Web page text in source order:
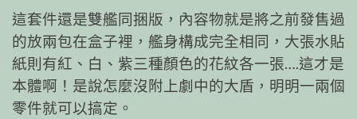
這套件還是雙艦同捆版，內容物就是將之前發售過
的放兩包在盒子裡，艦身構成完全相同，大張水貼
紙則有紅、白、紫三種顏色的花紋各一張….這才是
本體啊！是說怎麼沒附上劇中的大盾，明明一兩個
零件就可以搞定。